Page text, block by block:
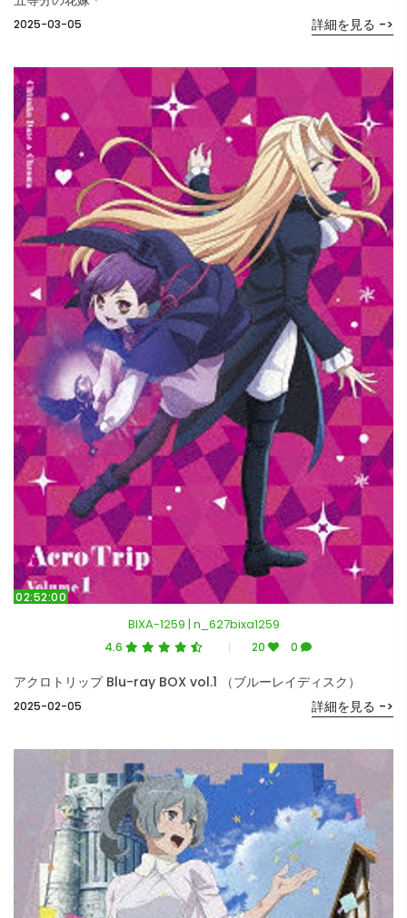
2025-03-05
詳細を見る ->
02:52:00
BIXA-1259 | n_627bixa1259
4.6 20 0
2025-02-05
アクロトリップ Blu-ray BOX vol.1 （ブルーレイディスク）
詳細を見る ->